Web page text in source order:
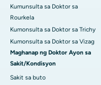
Kumunsulta sa Doktor sa
Rourkela
Kumonsulta sa Doktor sa Trichy
Kumonsulta sa Doktor sa Vizag
Maghanap ng Doktor Ayon sa
Sakit/Kondisyon
Sakit sa buto